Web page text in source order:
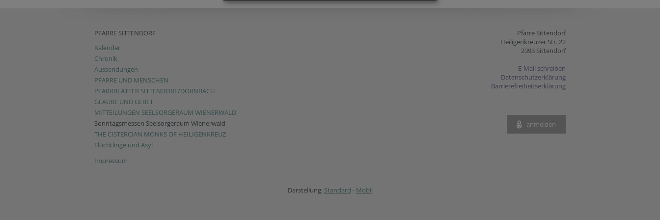
PFARRE SITTENDORF
Kalender
Chronik
Aussendungen
PFARRE UND MENSCHEN
PFARRBLÄTTER SITTENDORF/DORNBACH
GLAUBE UND GEBET
MITTEILUNGEN SEELSORGERAUM WIENERWALD
Sonntagsmessen Seelsorgeraum Wienerwald
THE CISTERCIAN MONKS OF HEILIGENKREUZ
Flüchtlinge und Asyl
Impressum
Pfarre Sittendorf
Heiligenkreuzer Str. 22
2393 Sittendorf
E-Mail schreiben
Datenschutzerklärung
Barrierefreiheitserklärung
anmelden
Darstellung: Standard - Mobil